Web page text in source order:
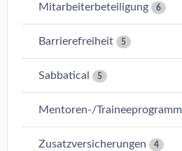
Mitarbeiterbeteiligung 6
Barrierefreiheit 5
Sabbatical 5
Mentoren-/Traineeprogramm
Zusatzversicherungen 4